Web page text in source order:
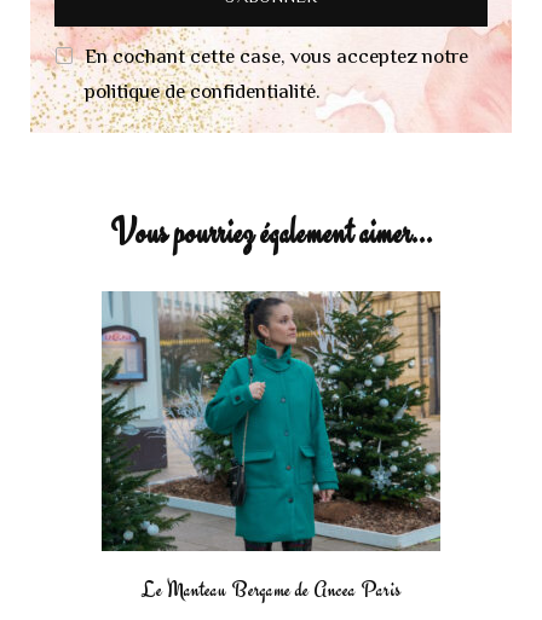
En cochant cette case, vous acceptez notre
politique de confidentialité.
Vous pourriez également aimer...
Le Manteau Bergame de Ancea Paris